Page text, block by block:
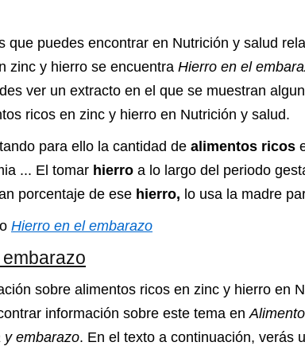
que puedes encontrar en Nutrición y salud
zinc y hierro se encuentra Hierro en el
ver un extracto en el que se muestran
ricos en zinc y hierro en Nutrición y salud.
para ello la cantidad de alimentos ricos
... El tomar hierro a lo largo del periodo
porcentaje de ese hierro, lo usa la madre
Hierro en el embarazo
sobre alimentos ricos en zinc y hierro en
información sobre este tema en
y embarazo. En el texto a continuación, verás